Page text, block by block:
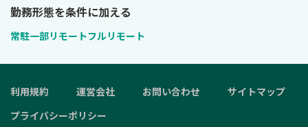
勤務形態を条件に加える
常駐一部リモートフルリモート
利用規約 運営会社 お問い合わせ
サイトマップ
プライバシーポリシー